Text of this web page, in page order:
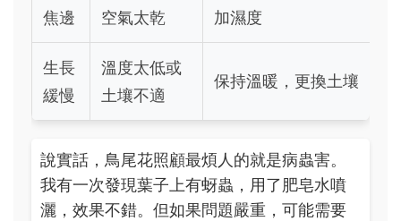
焦邊
空氣太乾
加濕度
生長
緩慢
溫度太低或
土壤不適
保持溫暖，更換土壤
說實話，鳥尾花照顧最煩人的就是病蟲害。
我有一次發現葉子上有蚜蟲，用了肥皂水噴
灑，效果不錯。但如果問題嚴重，可能需要